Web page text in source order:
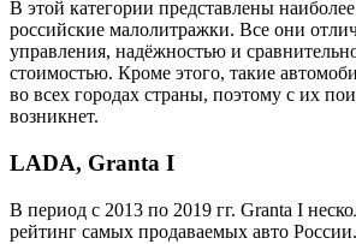
В этой категории представлены
российские малолитражки. Все они
управления, надёжностью и
стоимостью. Кроме этого, такие
во всех городах страны, поэтому с их
возникнет.
LADA, Granta I
В период с 2013 по 2019 гг. Granta I
рейтинг самых продаваемых авто России.